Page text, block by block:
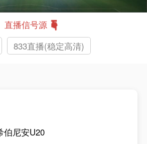
直播信号源
833直播(稳定高清)
伯尼安U20